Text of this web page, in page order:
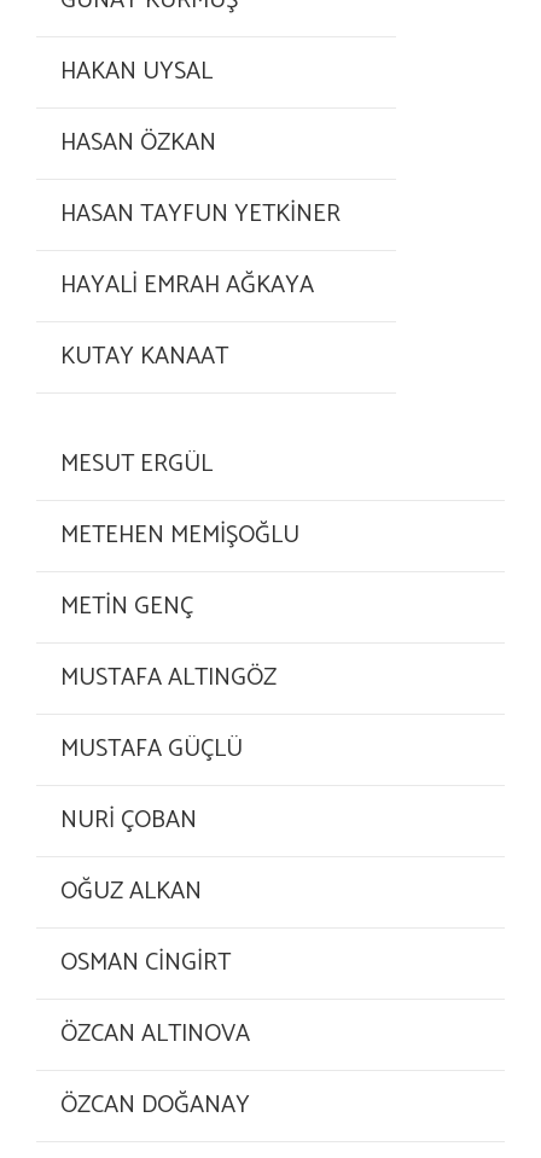
HAKAN UYSAL
HASAN ÖZKAN
HASAN TAYFUN YETKİNER
HAYALİ EMRAH AĞKAYA
KUTAY KANAAT
MESUT ERGÜL
METEHEN MEMİŞOĞLU
METİN GENÇ
MUSTAFA ALTINGÖZ
MUSTAFA GÜÇLÜ
NURİ ÇOBAN
OĞUZ ALKAN
OSMAN CİNGİRT
ÖZCAN ALTINOVA
ÖZCAN DOĞANAY